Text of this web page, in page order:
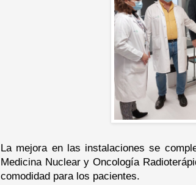
La mejora en las instalaciones se
Medicina Nuclear y Oncología
comodidad para los pacientes.